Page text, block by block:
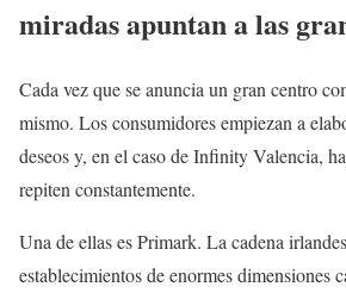
miradas apuntan a las
Cada vez que se anuncia un gran centro
mismo. Los consumidores empiezan a
deseos y, en el caso de Infinity Valencia,
repiten constantemente.
Una de ellas es Primark. La cadena
establecimientos de enormes dimensiones